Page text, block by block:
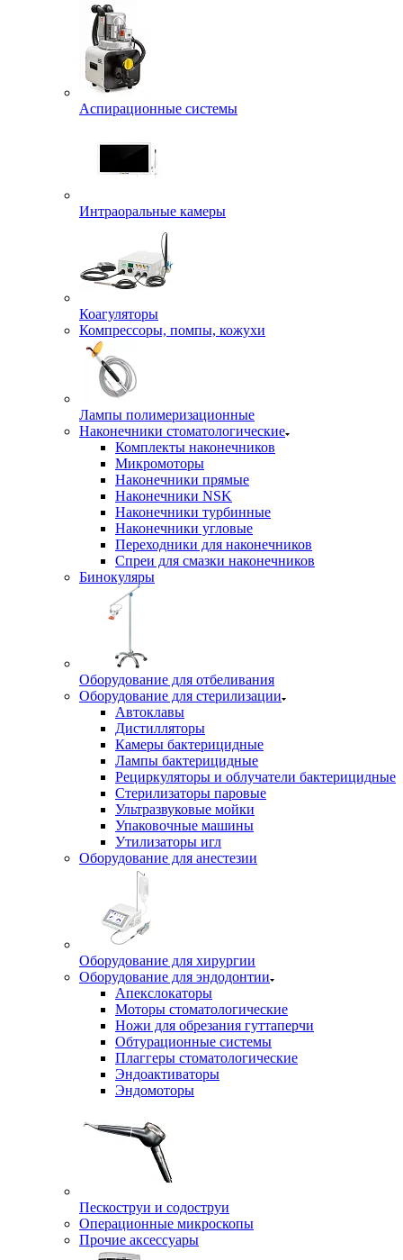
Аспирационные системы
Интраоральные камеры
Коагуляторы
Компрессоры, помпы, кожухи
Лампы полимеризационные
Наконечники стоматологические
Комплекты наконечников
Микромоторы
Наконечники прямые
Наконечники NSK
Наконечники турбинные
Наконечники угловые
Переходники для наконечников
Спреи для смазки наконечников
Бинокуляры
Оборудование для отбеливания
Оборудование для стерилизации
Автоклавы
Дистилляторы
Камеры бактерицидные
Лампы бактерицидные
Рециркуляторы и облучатели бактерицидные
Стерилизаторы паровые
Ультразвуковые мойки
Упаковочные машины
Утилизаторы игл
Оборудование для анестезии
Оборудование для хирургии
Оборудование для эндодонтии
Апекслокаторы
Моторы стоматологические
Ножи для обрезания гуттаперчи
Обтурационные системы
Плаггеры стоматологические
Эндоактиваторы
Эндомоторы
Пескоструи и содоструи
Операционные микроскопы
Прочие аксессуары